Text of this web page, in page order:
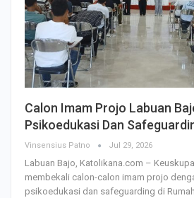
Calon Imam Projo Labuan
Psikoedukasi Dan
Vinsensius Patno Jul 29, 2026
Labuan Bajo, Katolikana.com –
membekali calon-calon imam projo
psikoedukasi dan safeguarding di